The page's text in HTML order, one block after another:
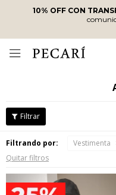
10% OFF CON

Filtrando por: Vestimenta
Quitar filtros